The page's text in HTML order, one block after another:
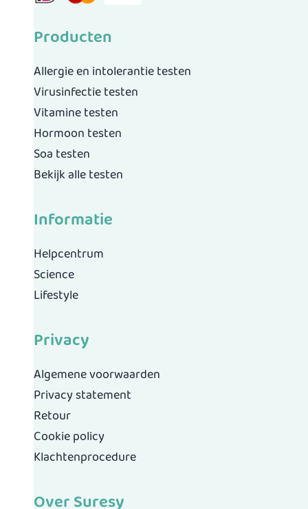
Producten
Allergie en intolerantie testen
Virusinfectie testen
Vitamine testen
Hormoon testen
Soa testen
Bekijk alle testen
Informatie
Helpcentrum
Science
Lifestyle
Privacy
Algemene voorwaarden
Privacy statement
Retour
Cookie policy
Klachtenprocedure
Over Suresy